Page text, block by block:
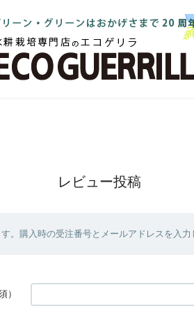
レビュー投稿
。購入時の受注番号とメールアドレスを入力
）